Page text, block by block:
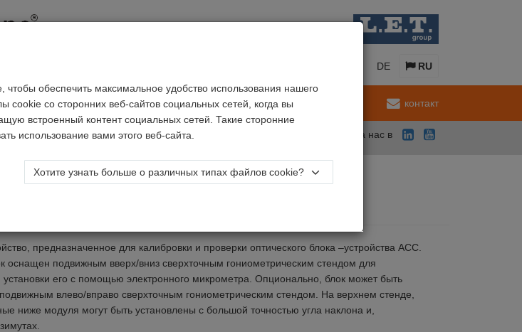
DE RU
Возможности трудоустройства контакт
Подпишитесь на нас в
предназначенное для калибровки и проверки оптического блока –устройства ACC.
оснащен подвижным вверх/вниз сверхточным гониометрическим стендом для
установки его с помощью электронного микрометра. Опционально, блок может быть
влево/вправо сверхточным гониометрическим стендом. На верхнем стенде,
ниже модуля могут быть установлены с большой точностью угла наклона и,
обеспечить максимальное удобство использования нашего
cookie со сторонних веб-сайтов социальных сетей, когда вы
встроенный контент социальных сетей. Такие сторонние
использование вами этого веб-сайта.
Хотите узнать больше о различных типах файлов cookie?